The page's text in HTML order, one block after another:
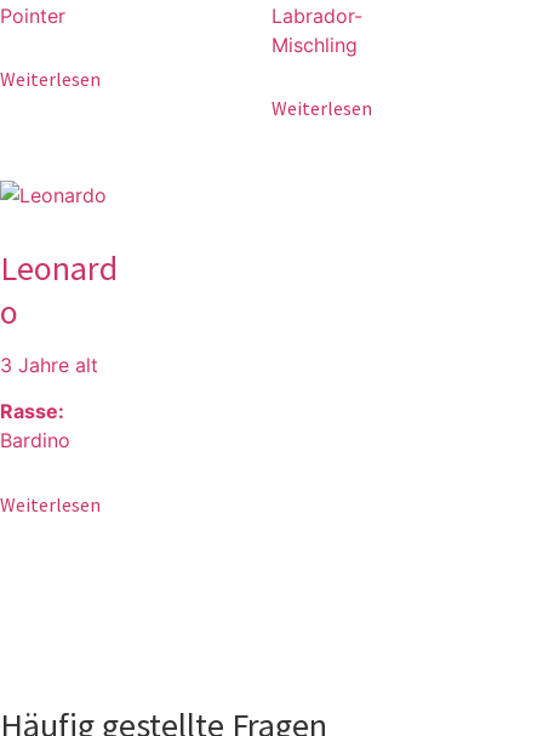
Pointer
Weiterlesen
Labrador-
Mischling
Weiterlesen
Leonard
o
3 Jahre alt
Rasse:
Bardino
Weiterlesen
Häufig gestellte Fragen